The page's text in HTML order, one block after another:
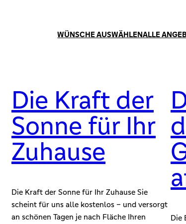
WÜNSCHE AUSWÄHLENALLE
Die Kraft der
Sonne für Ihr
Zuhause
Die Kraft der Sonne für Ihr Zuhause Sie
scheint für uns alle kostenlos – und versorgt
an schönen Tagen je nach Fläche Ihren
Die